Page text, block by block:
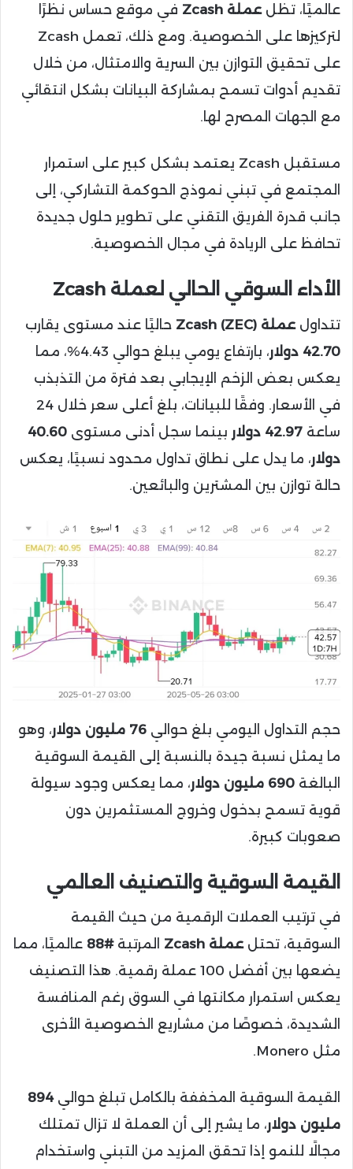
عالميًا، تظلعملة Zcash
في موقع حساس نظرًا
لتركيزها على الخصوصية. ومع ذلك، تعمل Zcash
على تحقيق التوازن بين السرية والامتثال، من خلال
تقديم أدوات تسمح بمشاركة البيانات بشكل انتقائي
مع الجهات المصرح لها.
مستقبل Zcash يعتمد بشكل كبير على استمرار
المجتمع في تبني نموذج الحوكمة التشاركي، إلى
جانب قدرة الفريق التقني على تطوير حلول جديدة
تحافظ على الريادة في مجال الخصوصية.
الأداء السوقي الحالي لعملة Zcash
تتداولعملة Zcash (ZEC)
حاليًا عند مستوى يقارب
42.70 دولار
، بارتفاع يومي يبلغ حوالي 4.43%، مما
يعكس بعض الزخم الإيجابي بعد فترة من التذبذب
في الأسعار. وفقًا للبيانات، بلغ أعلى سعر خلال 24
ساعة 42.97 دولار بينما سجل أدنى مستوى 40.60
دولار، ما يدل على نطاق تداول محدود نسبيًا، يعكس
حالة توازن بين المشترين والبائعين.
حجم التداول اليومي بلغ حوالي 76 مليون دولار
، وهو
ما يمثل نسبة جيدة بالنسبة إلى القيمة السوقية
البالغة 690 مليون دولار
، مما يعكس وجود سيولة
قوية تسمح بدخول وخروج المستثمرين دون
صعوبات كبيرة.
القيمة السوقية والتصنيف العالمي
في ترتيب العملات الرقمية من حيث القيمة
السوقية، تحتلعملة Zcash المرتبة#88
عالميًا، مما
يضعها بين أفضل 100 عملة رقمية. هذا التصنيف
يعكس استمرار مكانتها في السوق رغم المنافسة
الشديدة، خصوصًا من مشاريع الخصوصية الأخرى
مثل Monero.
القيمة السوقية المخففة بالكامل تبلغ حوالي894
مليون دولار، ما يشير إلى أن العملة لا تزال تمتلك
مجالًا للنمو إذا تحقق المزيد من التبني واستخدام